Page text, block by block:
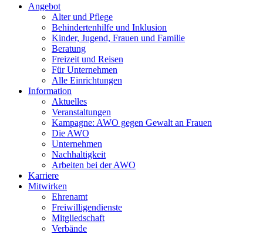
Angebot
Alter und Pflege
Behindertenhilfe und Inklusion
Kinder, Jugend, Frauen und Familie
Beratung
Freizeit und Reisen
Für Unternehmen
Alle Einrichtungen
Information
Aktuelles
Veranstaltungen
Kampagne: AWO gegen Gewalt an Frauen
Die AWO
Unternehmen
Nachhaltigkeit
Arbeiten bei der AWO
Karriere
Mitwirken
Ehrenamt
Freiwilligendienste
Mitgliedschaft
Verbände